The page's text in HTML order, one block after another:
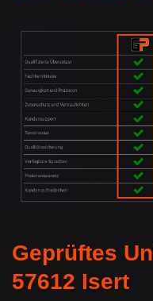
Geprüftes
57612 Isert